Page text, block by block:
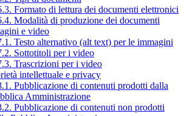
Formato di lettura dei documenti elettronici
Modalità di produzione dei documenti
e video
Testo alternativo (alt text) per le immagini
Sottotitoli per i video
Trascrizioni per i video
intellettuale e privacy
Pubblicazione di contenuti prodotti dalla
Amministrazione
Pubblicazione di contenuti non prodotti